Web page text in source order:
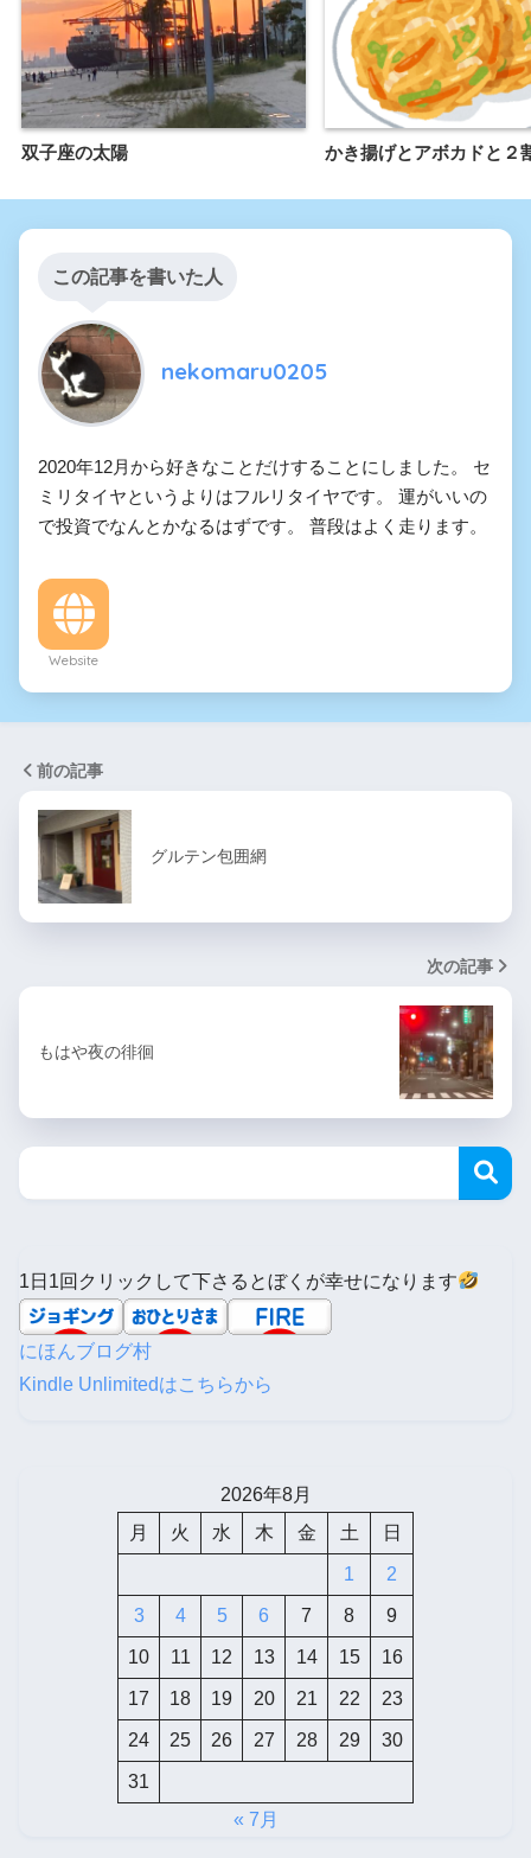
双子座の太陽 かき揚げとアボカドと２
この記事を書いた人
nekomaru0205
2020年12月から好きなことだけすることにしました。 セ
ミリタイヤというよりはフルリタイヤです。 運がいいの
で投資でなんとかなるはずです。 普段はよく走ります。
Website
前の記事
グルテン包囲網
次の記事
もはや夜の徘徊
1日1回クリックして下さるとぼくが幸せになります
にほんブログ村
Kindle Unlimitedはこちらから
2026年8月
月
火 水 木 金 土 日
1 2
3 4 5 6 7 8 9
10 11 12 13 14 15 16
17 18 19 20 21 22 23
24 25 26 27 28 29 30
31
« 7月